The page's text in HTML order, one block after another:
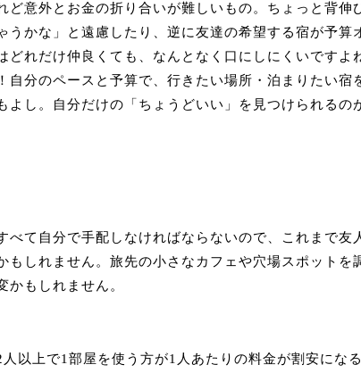
ど意外とお金の折り合いが難しいもの。ちょっと背伸
うかな」と遠慮したり、逆に友達の希望する宿が予算
れだけ仲良くても、なんとなく口にしにくいですよ
自分のペースと予算で、行きたい場所・泊まりたい宿
よし。自分だけの「ちょうどいい」を見つけられるの
べて自分で手配しなければならないので、これまで友
もしれません。旅先の小さなカフェや穴場スポットを
かもしれません。
以上で1部屋を使う方が1人あたりの料金が割安にな